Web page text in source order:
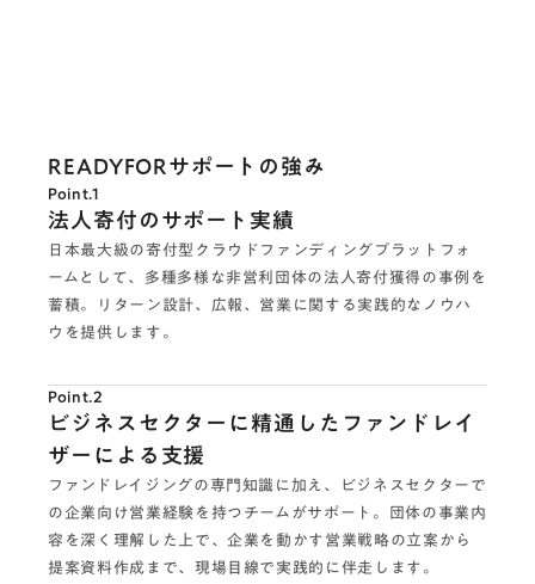
READYFORサポートの強み
Point.1
法人寄付のサポート実績
日本最大級の寄付型クラウドファンディングプラットフォ
ームとして、多種多様な非営利団体の法人寄付獲得の事例を
蓄積。リターン設計、広報、営業に関する実践的なノウハ
ウを提供します。
Point.2
ビジネスセクターに精通したファンドレイ
ザーによる支援
ファンドレイジングの専門知識に加え、ビジネスセクターで
の企業向け営業経験を持つチームがサポート。団体の事業内
容を深く理解した上で、企業を動かす営業戦略の立案から
提案資料作成まで、現場目線で実践的に伴走します。